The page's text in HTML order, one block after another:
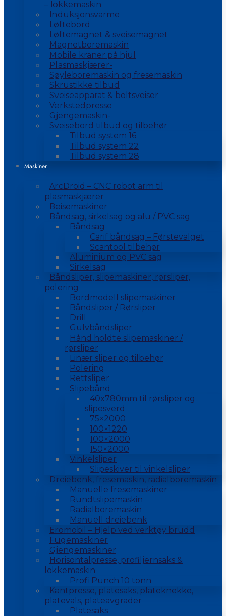
– lokkemaskin
Induksjonsvarme
Løftebord
Løftemagnet & sveisemagnet
Magnetboremaskin
Mobile kraner på hjul
Plasmaskjærer-
Søyleboremaskin og fresemaskin
Skrustikke tilbud
Sveiseapparat & boltsveiser
Verkstedpresse
Gjengemaskin-
Sveisebord tilbud og tilbehør
Tilbud system 16
Tilbud system 22
Tilbud system 28
Maskiner
ArcDroid – CNC robot arm til
plasmaskjærer
Beisemaskiner
Båndsag, sirkelsag og alu / PVC sag
Båndsag
Carif båndsag – Førstevalget
Scantool tilbehør
Aluminium og PVC sag
Sirkelsag
Båndsliper, slipemaskiner, rørsliper,
polering
Bordmodell slipemaskiner
Båndsliper / Rørsliper
Drill
Gulvbåndsliper
Hånd holdte slipemaskiner /
rørsliper
Linær sliper og tilbehør
Polering
Rettsliper
Slipebånd
40x780mm til rørsliper og
slipesverd
75×2000
100×1220
100×2000
150×2000
Vinkelsliper
Slipeskiver til vinkelsliper
Dreiebenk, fresemaskin, radialboremaskin
Manuelle fresemaskiner
Rundtslipemaskin
Radialboremaskin
Manuell dreiebenk
Eromobil – Hjelp ved verktøy brudd
Fugemaskiner
Gjengemaskiner
Horisontalpresse, profiljernsaks &
lokkemaskin
Profi Punch 10 tonn
Kantpresse, platesaks, plateknekke,
platevals, plateavgrader
Platesaks